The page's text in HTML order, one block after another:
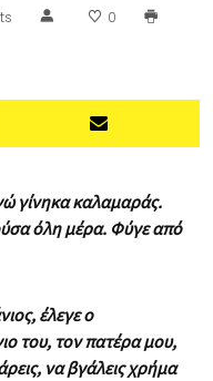
0
γίνηκα καλαμαράς.
όλη μέρα. Φύγε από
έλεγε ο
του, τον πατέρα μου,
να βγάλεις χρήμα